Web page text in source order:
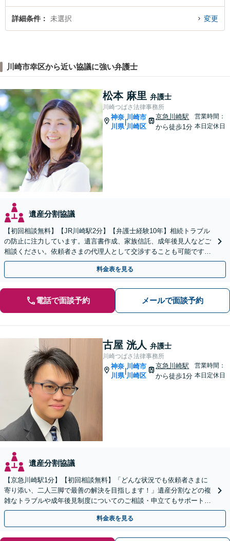
詳細条件 未選択 変更
川崎市幸区から近い協議に強い弁護士
松本 麻里 弁護士
川崎つばさ法律事務所
神奈
川県
|
川崎市
川崎区
京急川崎駅
から徒歩1分
営業時間：
本日定休日
遺産分割協議
【初回相談無料】【JR川崎駅2分】【弁護士経験10年】相続トラブル
の防止に注力しています。遺言書作成、家族信託、成年後見人などご
相談ください。依頼者さまの代理人として交渉することも可能です
【土日祝対応可】
料金表を見る
電話で面談予約 メールで面談予約
古屋 洸人 弁護士
川崎つばさ法律事務所
神奈
川県
|
川崎市
川崎区
京急川崎駅
から徒歩1分
営業時間：
本日定休日
遺産分割協議
【京急川崎駅1分】【初回相談無料】「どんな状況でも依頼者さまに
寄り添い、二人三脚で最善の解決を目指します！」遺産分割などの複
雑なトラブルや成年後見制度についてのご相談・申立てもサポート。
一人で抱え込まず、まずはお話をお聞かせください
料金表を見る